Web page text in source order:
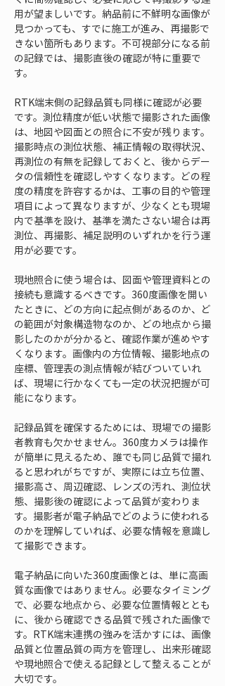
用が望ましいです。納品前に不鮮明な画像が
見つかっても、すでに施工が進み、再撮影で
きない箇所もあります。不可視部分になる前
の記録では、撮影直後の確認が特に重要で
す。
RTK端末側の記録品質も同様に確認が必要
です。測位精度が低い状態で撮影された画像
は、地図や図面との照合に不安が残ります。
撮影時点の測位状態、補正情報の取得状況、
再測位の有無を記録しておくと、後からデー
タの信頼性を確認しやすくなります。どの程
度の精度を許容するかは、工事の目的や管理
項目によって異なりますが、少なくとも現場
内で基準を設け、基準を満たさない場合は再
測位、再撮影、補足説明のいずれかを行う運
用が必要です。
現地照合に使う場合は、図面や管理資料との
接続も意識するべきです。360度画像を開い
たときに、どの方向に起点側があるのか、ど
の範囲が対象構造物なのか、どの地点から撮
影したのかが分かると、確認作業が進めやす
くなります。画像内の方位情報、撮影地点の
座標、管理表の測点情報が結びついていれ
ば、現場に行かなくても一定の状況把握が可
能になります。
記録品質を確保するためには、現場での撮影
者教育も欠かせません。360度カメラは操作
が簡単に見えるため、誰でも同じ品質で撮れ
ると思われがちですが、実際には立ち位置、
撮影高さ、周辺確認、レンズの汚れ、測位状
態、撮影後の確認によって品質が変わりま
す。撮影者が電子納品でどのように使われる
のかを理解していれば、必要な情報を意識し
て撮影できます。
電子納品に向いた360度画像とは、単に高画
質な画像ではありません。必要なタイミング
で、必要な地点から、必要な位置情報ととも
に、後から確認できる品質で残された画像で
す。RTK端末連携の強みを活かすには、画像
品質と位置品質の両方を管理し、出来形確認
や現地照合で使える記録として整えることが
大切です。